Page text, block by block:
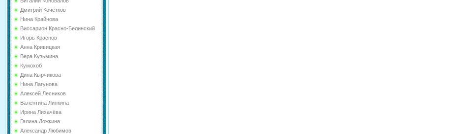
Дмитрий Кочетков
Нина Крайнова
Виссарион Красно-Белинский
Игорь Краснов
Анна Кривицкая
Вера Кузьмина
Кумохоб
Дина Кырчикова
Нина Лагунова
Алексей Лесников
Валентина Липкина
Ирина Лихачёва
Галина Ложкина
Александр Любимов